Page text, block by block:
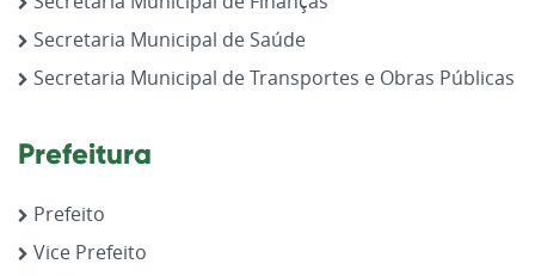
Secretaria Municipal de Saúde
Secretaria Municipal de Transportes e Obras Públicas
Prefeitura
Prefeito
Vice Prefeito